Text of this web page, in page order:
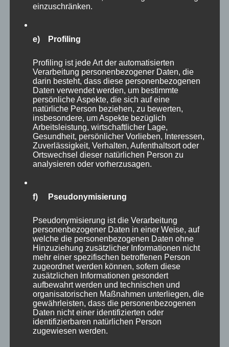
einzuschränken.
e) Profiling
Profiling ist jede Art der automatisierten
Verarbeitung personenbezogener Daten, die
darin besteht, dass diese personenbezogenen
Daten verwendet werden, um bestimmte
persönliche Aspekte, die sich auf eine
natürliche Person beziehen, zu bewerten,
insbesondere, um Aspekte bezüglich
Arbeitsleistung, wirtschaftlicher Lage,
Gesundheit, persönlicher Vorlieben, Interessen,
Zuverlässigkeit, Verhalten, Aufenthaltsort oder
Ortswechsel dieser natürlichen Person zu
analysieren oder vorherzusagen.
f) Pseudonymisierung
Pseudonymisierung ist die Verarbeitung
personenbezogener Daten in einer Weise, auf
welche die personenbezogenen Daten ohne
Hinzuziehung zusätzlicher Informationen nicht
mehr einer spezifischen betroffenen Person
zugeordnet werden können, sofern diese
zusätzlichen Informationen gesondert
aufbewahrt werden und technischen und
organisatorischen Maßnahmen unterliegen, die
gewährleisten, dass die personenbezogenen
Daten nicht einer identifizierten oder
identifizierbaren natürlichen Person
zugewiesen werden.